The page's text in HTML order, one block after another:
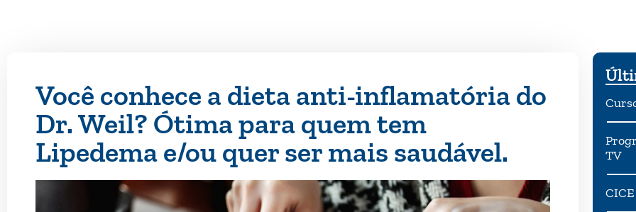
Você conhece a dieta anti-inflamatória do
Dr. Weil? Ótima para quem tem
Lipedema e/ou quer ser mais saudável.
TV
CICE